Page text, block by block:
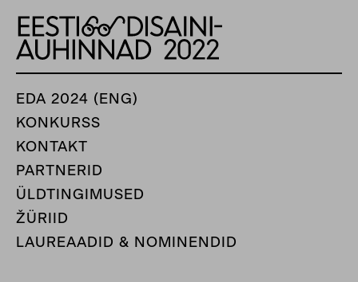
EDA 2024 (ENG)
KONKURSS
KONTAKT
PARTNERID
ÜLDTINGIMUSED
ŽÜRIID
LAUREAADID & NOMINENDID